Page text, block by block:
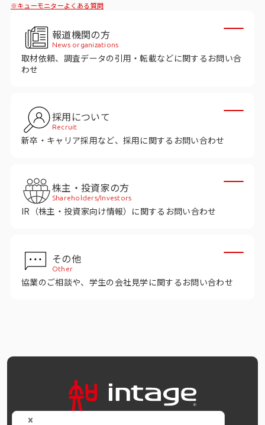
ニュース・メディア掲載
ソリューション／サービス
採用情報
※キューモニターよくある質問
報道機関の方
News organizations
取材依頼、調査データの引用・転載などに関するお問い合
わせ
採用について
Recruit
新卒・キャリア採用など、採用に関するお問い合わせ
株主・投資家の方
Shareholders/Investors
IR（株主・投資家向け情報）に関するお問い合わせ
その他
Other
協業のご相談や、学生の会社見学に関するお問い合わせ